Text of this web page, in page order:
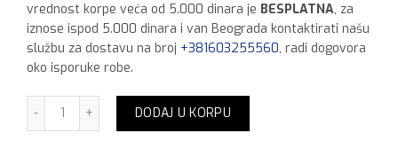
vrednost korpe veća od 5.000 dinara je BESPLATNA, za
iznose ispod 5.000 dinara i van Beograda kontaktirati našu
službu za dostavu na broj +381603255560, radi dogovora
oko isporuke robe.
Spahtla fasadna soft drska,40 cm količina
DODAJ U KORPU